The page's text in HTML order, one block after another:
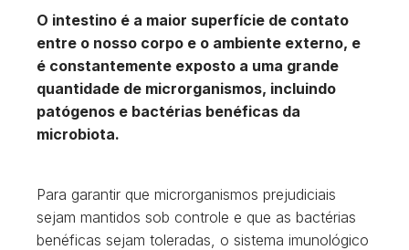
O intestino é a maior superfície de contato
entre o nosso corpo e o ambiente externo, e
é constantemente exposto a uma grande
quantidade de microrganismos, incluindo
patógenos e bactérias benéficas da
microbiota.
Para garantir que microrganismos prejudiciais
sejam mantidos sob controle e que as bactérias
benéficas sejam toleradas, o sistema imunológico